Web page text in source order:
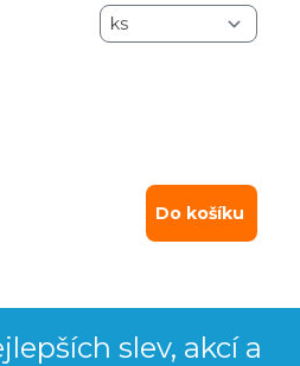
Do košíku
slev, akcí a